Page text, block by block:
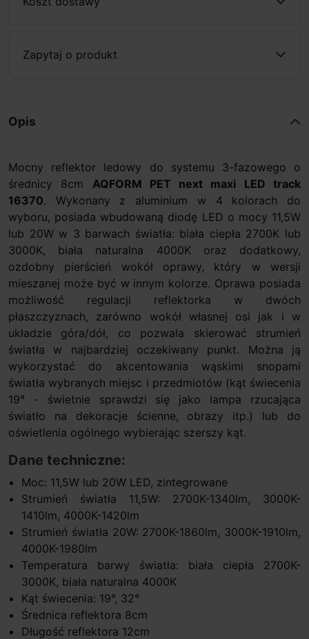
Zapytaj o produkt
Opis
Mocny reflektor ledowy do systemu 3-fazowego o
średnicy 8cm AQFORM PET next maxi LED track
16370. Wykonany z aluminium w 4 kolorach do
wyboru, posiada wbudowaną diodę LED o mocy 11,5W
lub 20W w 3 barwach światła: biała ciepła 2700K lub
3000K, biała naturalna 4000K oraz dodatkowy,
ozdobny pierścień wokół oprawy, który w wersji
mieszanej może być w innym kolorze. Oprawa posiada
możliwość regulacji reflektorka w dwóch
płaszczyznach, zarówno wokół własnej osi jak i w
układzie góra/dół, co pozwala skierować strumień
światła w najbardziej oczekiwany punkt. Można ją
wykorzystać do akcentowania wąskimi snopami
światła wybranych miejsc i przedmiotów (kąt świecenia
19° - świetnie sprawdzi się jako lampa rzucająca
światło na dekoracje ścienne, obrazy itp.) lub do
oświetlenia ogólnego wybierając szerszy kąt.
Dane techniczne:
Moc: 11,5W lub 20W LED, zintegrowane
Strumień światła 11,5W: 2700K-1340lm, 3000K-
1410lm, 4000K-1420lm
Strumień światła 20W: 2700K-1860lm, 3000K-1910lm,
4000K-1980lm
Temperatura barwy światła: biała ciepła 2700K-
3000K, biała naturalna 4000K
Kąt świecenia: 19°, 32°
Średnica reflektora 8cm
Długość reflektora 12cm